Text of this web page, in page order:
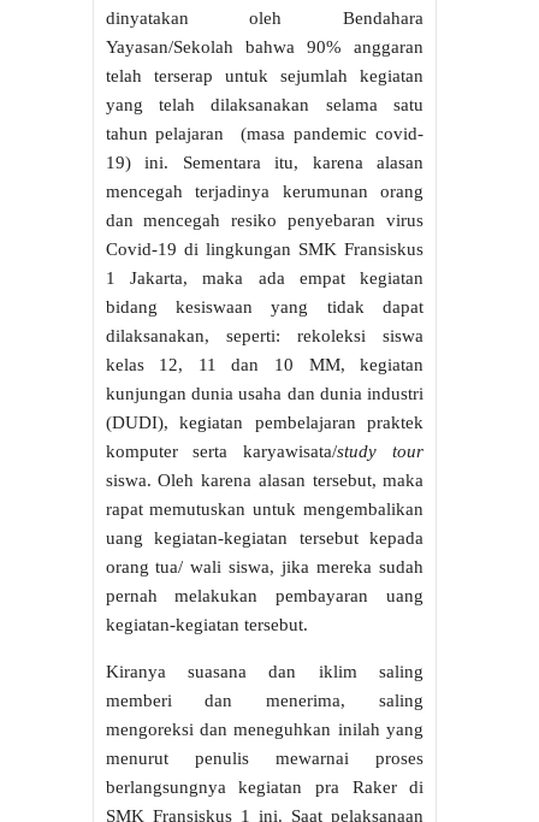
dinyatakan oleh Bendahara
Yayasan/Sekolah bahwa 90% anggaran
telah terserap untuk sejumlah kegiatan
yang telah dilaksanakan selama satu
tahun pelajaran (masa pandemic covid-
19) ini. Sementara itu, karena alasan
mencegah terjadinya kerumunan orang
dan mencegah resiko penyebaran virus
Covid-19 di lingkungan SMK Fransiskus
1 Jakarta, maka ada empat kegiatan
bidang kesiswaan yang tidak dapat
dilaksanakan, seperti: rekoleksi siswa
kelas 12, 11 dan 10 MM, kegiatan
kunjungan dunia usaha dan dunia industri
(DUDI), kegiatan pembelajaran praktek
komputer serta karyawisata/study tour
siswa. Oleh karena alasan tersebut, maka
rapat memutuskan untuk mengembalikan
uang kegiatan-kegiatan tersebut kepada
orang tua/ wali siswa, jika mereka sudah
pernah melakukan pembayaran uang
kegiatan-kegiatan tersebut.
Kiranya suasana dan iklim saling
memberi dan menerima, saling
mengoreksi dan meneguhkan inilah yang
menurut penulis mewarnai proses
berlangsungnya kegiatan pra Raker di
SMK Fransiskus 1 ini. Saat pelaksanaan